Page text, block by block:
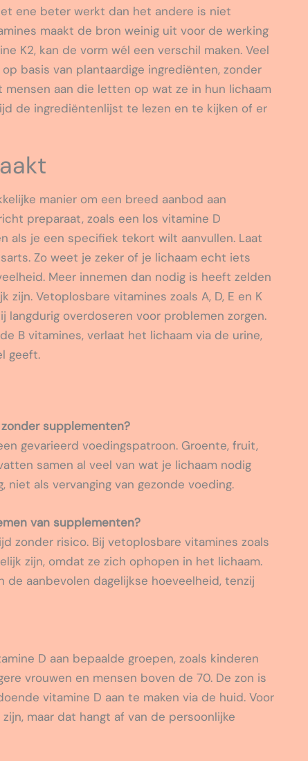
ene beter werkt dan het andere is niet
maakt de bron weinig uit voor de werking
K2, kan de vorm wél een verschil maken. Veel
basis van plantaardige ingrediënten, zonder
aan die letten op wat ze in hun lichaam
de ingrediëntenlijst te lezen en te kijken of er
manier om een breed aanbod aan
preparaat, zoals een los vitamine D
als je een specifiek tekort wilt aanvullen. Laat
Zo weet je zeker of je lichaam echt iets
Meer innemen dan nodig is heeft zelden
Vetoplosbare vitamines zoals A, D, E en K
overdoseren voor problemen zorgen.
B vitamines, verlaat het lichaam via de urine,
geeft.
supplementen?
gevarieerd voedingspatroon. Groente, fruit,
samen al veel van wat je lichaam nodig
als vervanging van gezonde voeding.
van supplementen?
zonder risico. Bij vetoplosbare vitamines zoals
zijn, omdat ze zich ophopen in het lichaam.
aanbevolen dagelijkse hoeveelheid, tenzij
D aan bepaalde groepen, zoals kinderen
vrouwen en mensen boven de 70. De zon is
vitamine D aan te maken via de huid. Voor
maar dat hangt af van de persoonlijke